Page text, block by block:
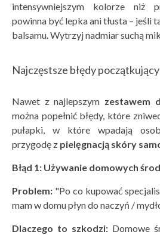
intensywniejszym kolorze niż
powinna być lepka ani tłusta – jeśli
balsamu. Wytrzyj nadmiar suchą
Najczęstsze błędy
Nawet z najlepszym zestawem
można popełnić błędy, które
pułapki, w które wpadają
przygodę z pielęgnacją skóry
Błąd 1: Używanie domowych
Problem: "Po co kupować
mam w domu płyn do naczyń /
Dlaczego to szkodzi: Domowe